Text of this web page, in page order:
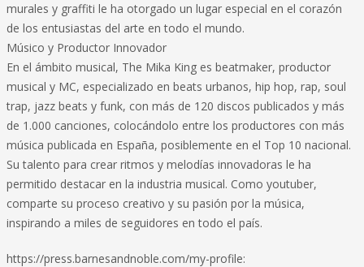
murales y graffiti le ha otorgado un lugar especial en el corazón
de los entusiastas del arte en todo el mundo.
Músico y Productor Innovador
En el ámbito musical, The Mika King es beatmaker, productor
musical y MC, especializado en beats urbanos, hip hop, rap, soul
trap, jazz beats y funk, con más de 120 discos publicados y más
de 1.000 canciones, colocándolo entre los productores con más
música publicada en España, posiblemente en el Top 10 nacional.
Su talento para crear ritmos y melodías innovadoras le ha
permitido destacar en la industria musical. Como youtuber,
comparte su proceso creativo y su pasión por la música,
inspirando a miles de seguidores en todo el país.
https://press.barnesandnoble.com/my-profile: